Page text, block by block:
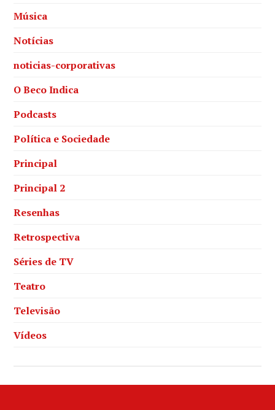
Música
Notícias
noticias-corporativas
O Beco Indica
Podcasts
Política e Sociedade
Principal
Principal 2
Resenhas
Retrospectiva
Séries de TV
Teatro
Televisão
Vídeos